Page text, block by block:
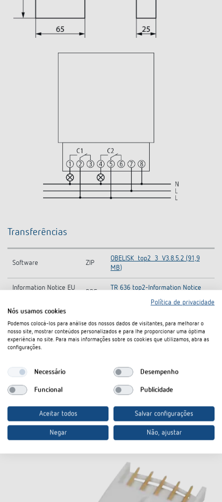
Transferências
Software ZIP
OBELISK_top2_3_V3.8.5.2 (91,9
MB)
Information Notice EU
PDF
TR 636 top2-Information Notice
EU Data Act (74,5 kB)
Konformitätserklärung
PDF
conformity (255,3 kB)
Ficha técnica
Acessórios
Política de privacidade
Nós usamos cookies
Podemos colocá-los para análise dos nossos dados de visitantes, para melhorar o
nosso site, mostrar conteúdos personalizados e para lhe proporcionar uma óptima
experiência no site. Para mais informações sobre os cookies que utilizamos, abra as
configurações.
Necessário Desempenho
Funcional Publicidade
Aceitar todos Salvar configurações
Negar Não, ajustar